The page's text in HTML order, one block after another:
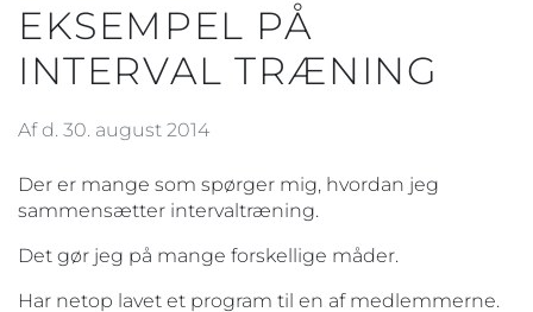
EKSEMPEL PÅ
INTERVAL TRÆNING
Af d. 30. august 2014
Der er mange som spørger mig, hvordan jeg
sammensætter intervaltræning.
Det gør jeg på mange forskellige måder.
Har netop lavet et program til en af medlemmerne.